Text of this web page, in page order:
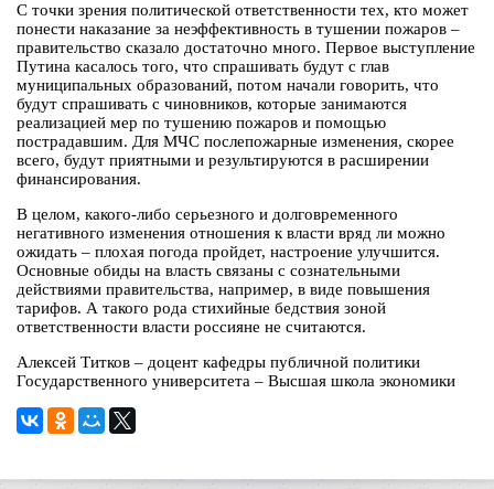
С точки зрения политической ответственности тех, кто может
понести наказание за неэффективность в тушении пожаров –
правительство сказало достаточно много. Первое выступление
Путина касалось того, что спрашивать будут с глав
муниципальных образований, потом начали говорить, что
будут спрашивать с чиновников, которые занимаются
реализацией мер по тушению пожаров и помощью
пострадавшим. Для МЧС послепожарные изменения, скорее
всего, будут приятными и результируются в расширении
финансирования.
В целом, какого-либо серьезного и долговременного
негативного изменения отношения к власти вряд ли можно
ожидать – плохая погода пройдет, настроение улучшится.
Основные обиды на власть связаны с сознательными
действиями правительства, например, в виде повышения
тарифов. А такого рода стихийные бедствия зоной
ответственности власти россияне не считаются.
Алексей Титков – доцент кафедры публичной политики
Государственного университета – Высшая школа экономики